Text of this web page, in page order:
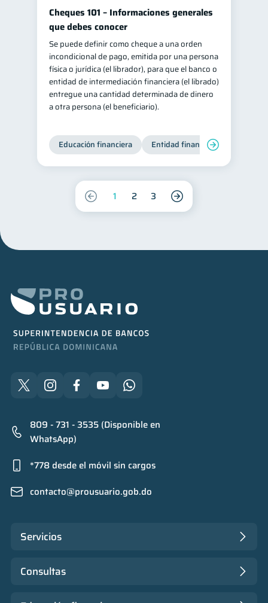
Cheques 101 – Informaciones generales
que debes conocer
Se puede definir como cheque a una orden
incondicional de pago, emitida por una persona
física o jurídica (el librador), para que el banco o
entidad de intermediación financiera (el librado)
entregue una cantidad determinada de dinero
a otra persona (el beneficiario).
Educación financiera Entidad financiera
1 2 3
809 - 731 - 3535 (Disponible en
WhatsApp)
*778 desde el móvil sin cargos
contacto@prousuario.gob.do
Servicios
Consultas